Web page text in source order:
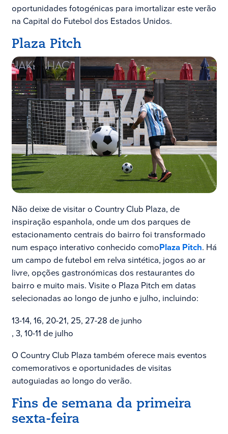
oportunidades fotogénicas para imortalizar este verão
na Capital do Futebol dos Estados Unidos.
Plaza Pitch
Não deixe de visitar o Country Club Plaza, de
inspiração espanhola, onde um dos parques de
estacionamento centrais do bairro foi transformado
num espaço interativo conhecido comoPlaza Pitch. Há
um campo de futebol em relva sintética, jogos ao ar
livre, opções gastronómicas dos restaurantes do
bairro e muito mais. Visite o Plaza Pitch em datas
selecionadas ao longo de junho e julho, incluindo:
13-14, 16, 20-21, 25, 27-28 de junho
, 3, 10-11 de julho
O Country Club Plaza também oferece mais eventos
comemorativos e oportunidades de visitas
autoguiadas ao longo do verão.
Fins de semana da primeira
sexta-feira